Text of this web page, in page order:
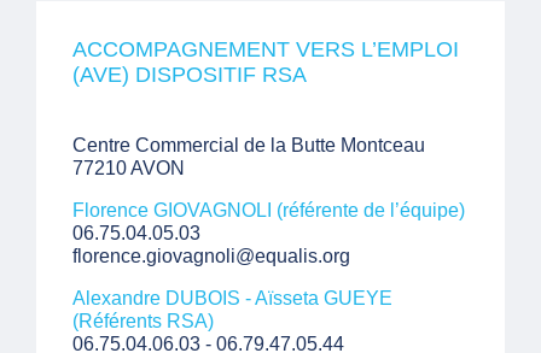
ACCOMPAGNEMENT VERS L’EMPLOI
(AVE) DISPOSITIF RSA
Centre Commercial de la Butte Montceau
77210 AVON
Florence GIOVAGNOLI (référente de l’équipe)
06.75.04.05.03
florence.giovagnoli@equalis.org
Alexandre DUBOIS - Aïsseta GUEYE
(Référents RSA)
06.75.04.06.03 - 06.79.47.05.44